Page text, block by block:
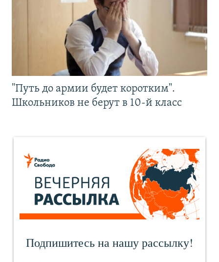
"Путь до армии будет коротким".
Школьников не берут в 10-й класс